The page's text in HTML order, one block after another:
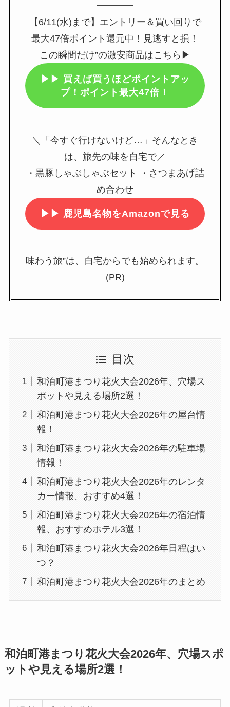
━━━━
【6/11(水)まで】エントリー＆買い回りで
最大47倍ポイント還元中！見逃すと損！
この瞬間だけ”の激安商品はこちら▶
▶▶ 買えば買うほどポイントアッ
プ！ポイント最大47倍！
＼「今すぐ行けないけど…」そんなとき
は、旅先の味を自宅で／
・黒豚しゃぶしゃぶセット ・さつまあげ詰
め合わせ
▶▶ 鹿児島名物をAmazonで見る
味わう旅”は、自宅からでも始められます。
(PR)
目次
和泊町港まつり花火大会2026年、穴場ス
ポットや見える場所2選！
和泊町港まつり花火大会2026年の屋台情
報！
和泊町港まつり花火大会2026年の駐車場
情報！
和泊町港まつり花火大会2026年のレンタ
カー情報、おすすめ4選！
和泊町港まつり花火大会2026年の宿泊情
報、おすすめホテル3選！
和泊町港まつり花火大会2026年日程はい
つ？
和泊町港まつり花火大会2026年のまとめ
和泊町港まつり花火大会2026年、穴場スポ
ットや見える場所2選！